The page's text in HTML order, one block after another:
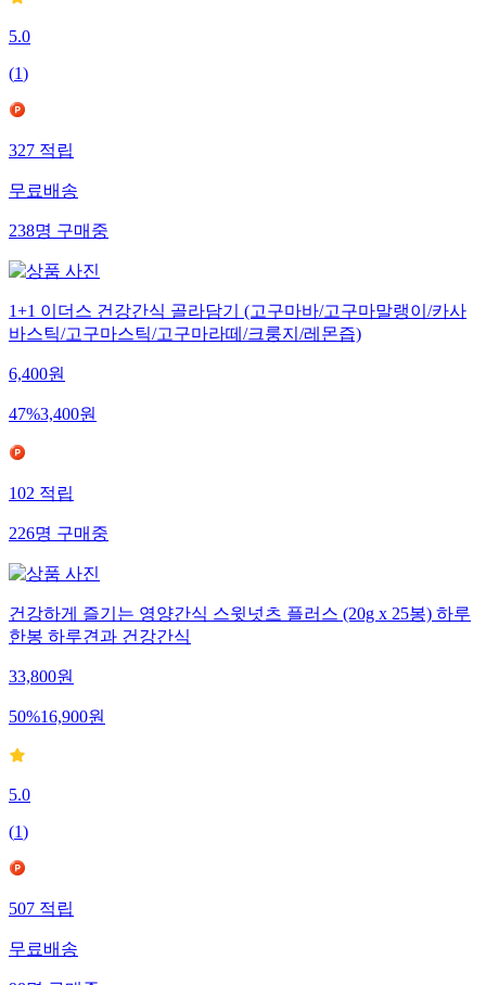
5.0
(1)
327적립
무료배송
238명구매중
1+1 이더스 건강간식 골라담기 (고구마바/고구마말랭이/카사
바스틱/고구마스틱/고구마라떼/크룽지/레몬즙)
6,400원
47%3,400원
102적립
226명구매중
건강하게 즐기는 영양간식 스윗넛츠 플러스 (20g x 25봉) 하루
한봉 하루견과 건강간식
33,800원
50%16,900원
5.0
(1)
507적립
무료배송